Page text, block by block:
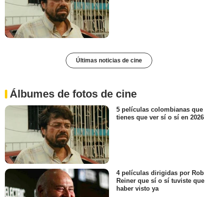
Últimas noticias de cine
Álbumes de fotos de cine
5 películas colombianas que
tienes que ver sí o sí en 2026
4 películas dirigidas por Rob
Reiner que sí o sí tuviste que
haber visto ya